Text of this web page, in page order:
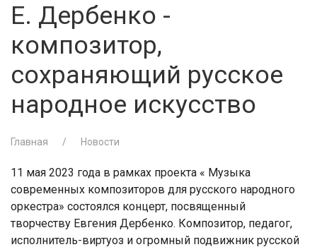
Е. Дербенко -
композитор,
сохраняющий русское
народное искусство
Главная Новости
11 мая 2023 года в рамках проекта « Музыка
современных композиторов для русского народного
оркестра» состоялся концерт, посвященный
творчеству Евгения Дербенко. Композитор, педагог,
исполнитель-виртуоз и огромный подвижник русской